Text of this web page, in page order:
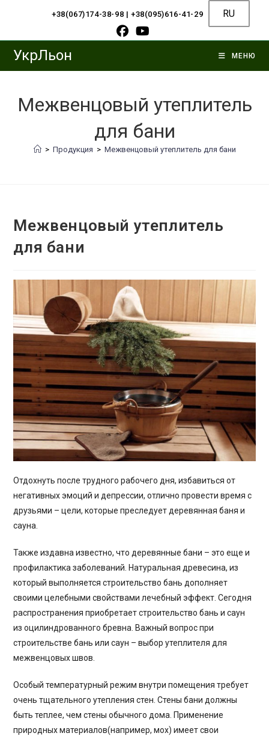
+38(067)174-38-98 |+38(095)616-41-29 RU
УкрЛьон МЕНЮ
Межвенцовый утеплитель
для бани
> Продукция > Межвенцовый утеплитель для бани
Межвенцовый утеплитель
для бани
Отдохнуть после трудного рабочего дня, избавиться от
негативных эмоций и депрессии, отлично провести время с
друзьями – цели, которые преследует деревянная баня и
сауна.
Также издавна известно, что деревянные бани – это еще и
профилактика заболеваний. Натуральная древесина, из
который выполняется строительство бань дополняет
своими целебными свойствами лечебный эффект. Сегодня
распространения приобретает строительство бань и саун
из оцилиндрованного бревна. Важный вопрос при
строительстве бань или саун – выбор утеплителя для
межвенцовых швов.
Особый температурный режим внутри помещения требует
очень тщательного утепления стен. Стены бани должны
быть теплее, чем стены обычного дома. Применение
природных материалов(например, мох) имеет свои